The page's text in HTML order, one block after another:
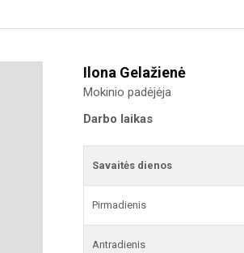
Ilona Gelažienė
Mokinio padėjėja
Darbo laikas
Savaitės dienos
Pirmadienis
Antradienis